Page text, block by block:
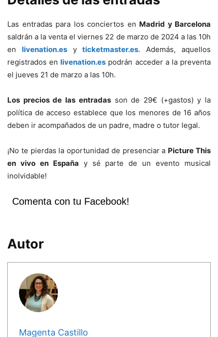
Las entradas para los conciertos en Madrid y Barcelona
saldrán a la venta el viernes 22 de marzo de 2024 a las 10h
en livenation.esyticketmaster.es. Además, aquellos
registrados enlivenation.es podrán acceder a la preventa
el jueves 21 de marzo a las 10h.
Los precios de las entradasson de 29€ (+gastos) y la
política de acceso establece que los menores de 16 años
deben ir acompañados de un padre, madre o tutor legal.
¡No te pierdas la oportunidad de presenciar a Picture This
en vivo en España y sé parte de un evento musical
inolvidable!
Comenta con tu Facebook!
Autor
Magenta Castillo